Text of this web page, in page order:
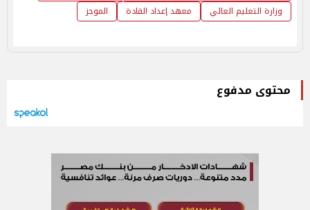
وزارة التعليم العالي
معهد إعداد القادة الموجز
محتوى مدفوع